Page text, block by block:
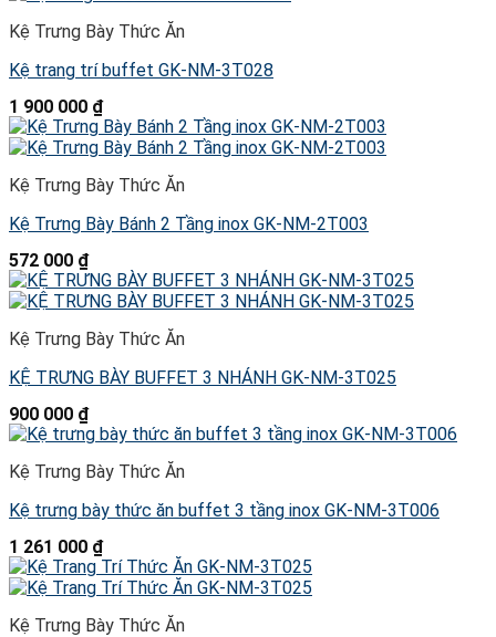
Kệ Trưng Bày Thức Ăn
Kệ trang trí buffet GK-NM-3T028
1 900 000 ₫
Kệ Trưng Bày Thức Ăn
Kệ Trưng Bày Bánh 2 Tầng inox GK-NM-2T003
572 000 ₫
Kệ Trưng Bày Thức Ăn
KỆ TRƯNG BÀY BUFFET 3 NHÁNH GK-NM-3T025
900 000 ₫
Kệ Trưng Bày Thức Ăn
Kệ trưng bày thức ăn buffet 3 tầng inox GK-NM-3T006
1 261 000 ₫
Kệ Trưng Bày Thức Ăn